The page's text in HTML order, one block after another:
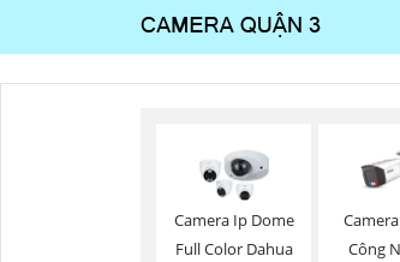
Camera Ip Dome
Full Color Dahua
Công